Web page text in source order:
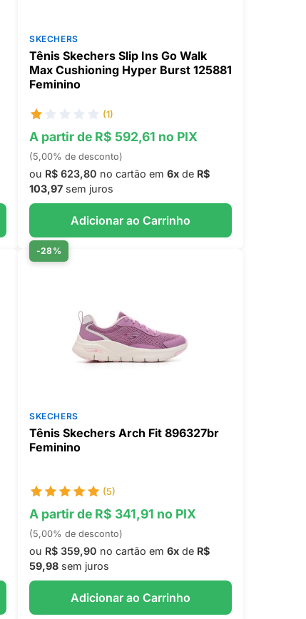
SKECHERS
Tênis Skechers Slip Ins Go Walk
Max Cushioning Hyper Burst 125881
Feminino
(1)
A partir de R$ 592,61 no PIX
(5,00% de desconto)
ou R$ 623,80 no cartão em 6xde R$
103,97sem juros
Adicionar ao Carrinho
-28%
SKECHERS
Tênis Skechers Arch Fit 896327br
Feminino
(5)
A partir de R$ 341,91 no PIX
(5,00% de desconto)
ou R$ 359,90 no cartão em 6xde R$
59,98sem juros
Adicionar ao Carrinho